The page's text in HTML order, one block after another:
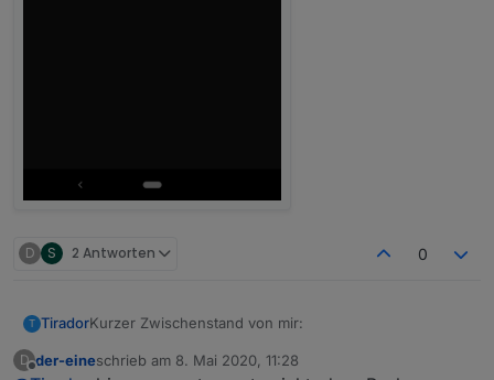
D S 2 Antworten 0
T TiradorKurzer Zwischenstand von mir:
Ich habe pushover integriert. Werde jetzt noch etwas
D
Offline
der-eineschrieb am 8. Mai 2020, 11:28
zuletzt editiert von